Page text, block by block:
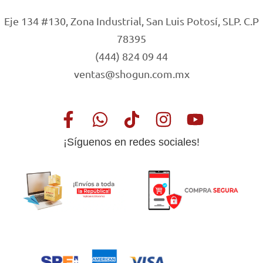
Eje 134 #130, Zona Industrial, San Luis Potosí, SLP. C.P
78395
(444) 824 09 44
ventas@shogun.com.mx
¡Síguenos en redes sociales!